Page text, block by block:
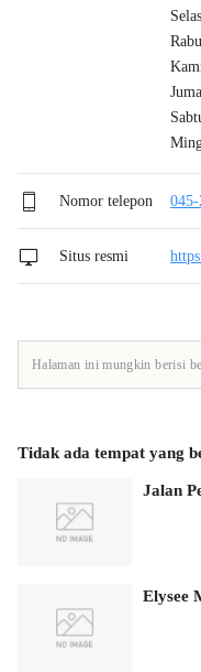
Nomor telepon
Situs resmi
Halaman ini mungkin berisi
Tidak ada tempat yang
Jalan
Elysee